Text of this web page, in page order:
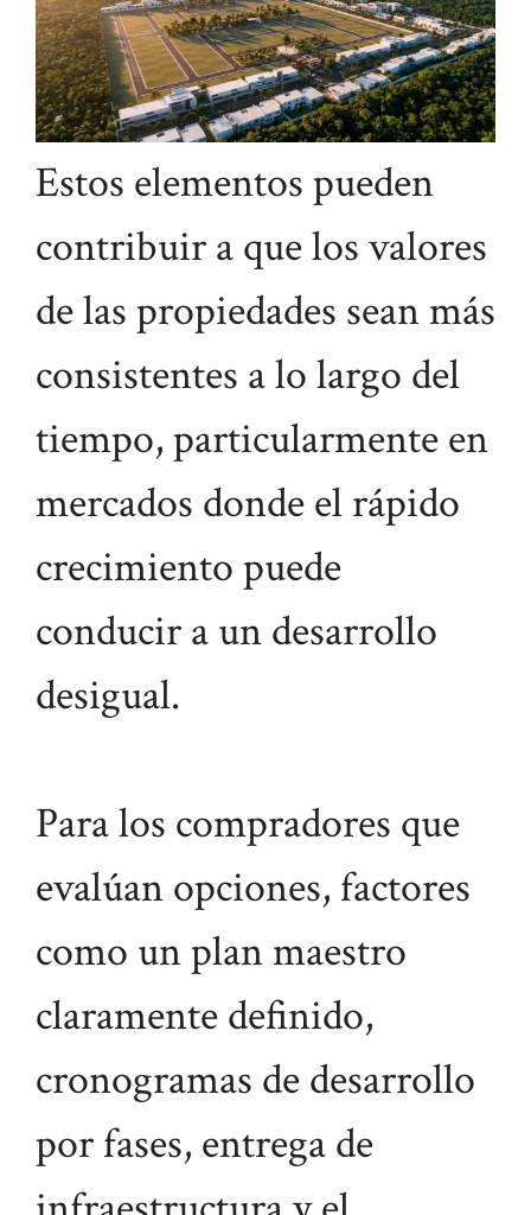
Estos elementos pueden
contribuir a que los valores
de las propiedades sean más
consistentes a lo largo del
tiempo, particularmente en
mercados donde el rápido
crecimiento puede
conducir a un desarrollo
desigual.
Para los compradores que
evalúan opciones, factores
como un plan maestro
claramente definido,
cronogramas de desarrollo
por fases, entrega de